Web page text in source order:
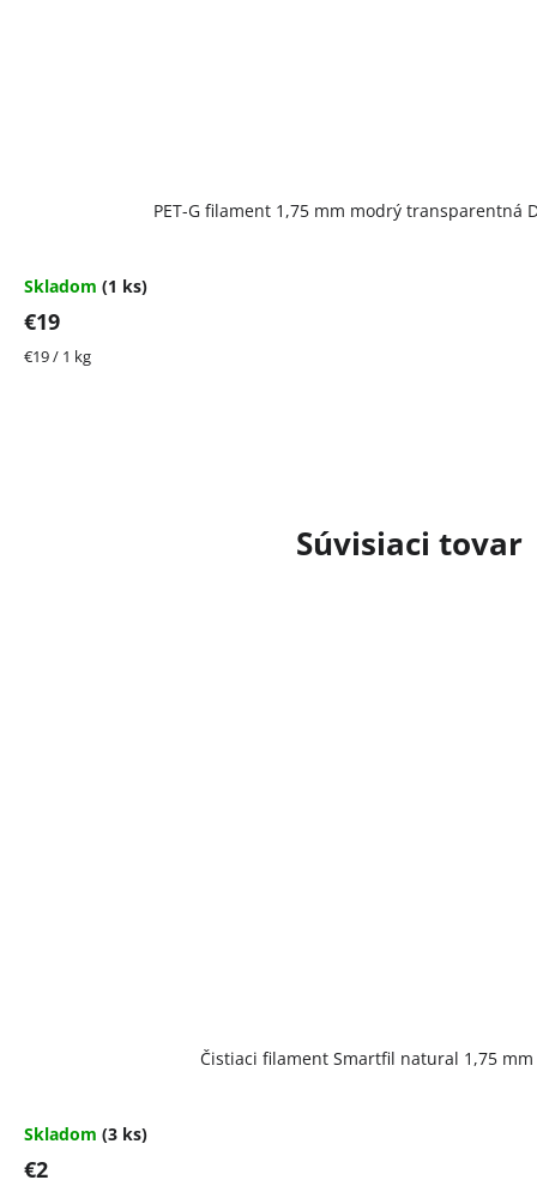
Súvisiaci tovar
Čistiaci filament Smartfil natural 1,75
Skladom (3 ks)
€2
PET-G filament 1,75 mm modrý transparentná
Skladom (1 ks)
€19
Jednotková
€19 / 1 kg